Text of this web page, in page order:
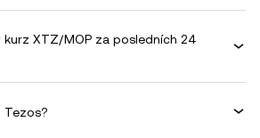
kurz XTZ/MOP za posledních 24
Tezos?